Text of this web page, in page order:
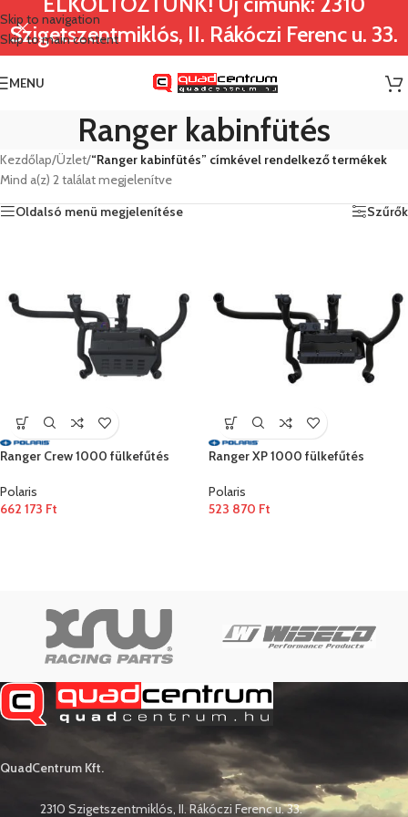
Skip to navigation
Skip to main content
Szigetszentmiklós, II. Rákóczi Ferenc u. 33.
MENU
Ranger kabinfütés
Kezdőlap/Üzlet/“Ranger kabinfütés” címkével rendelkező termékek
Mind a(z) 2 találat megjelenítve
Oldalsó menü megjelenítése
Szűrők
Ranger Crew 1000 fülkefűtés
Polaris
662 173 Ft
Ranger XP 1000 fülkefűtés
Polaris
523 870 Ft
QuadCentrum Kft.
2310 Szigetszentmiklós, II. Rákóczi Ferenc u. 33.